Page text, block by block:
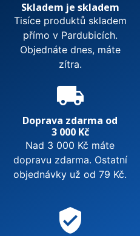
Skladem je skladem
Tisíce produktů skladem
přímo v Pardubicích.
Objednáte dnes, máte
zítra.
local_shipping
Doprava zdarma od
3 000 Kč
Nad 3 000 Kč máte
dopravu zdarma. Ostatní
objednávky už od 79 Kč.
verified_user